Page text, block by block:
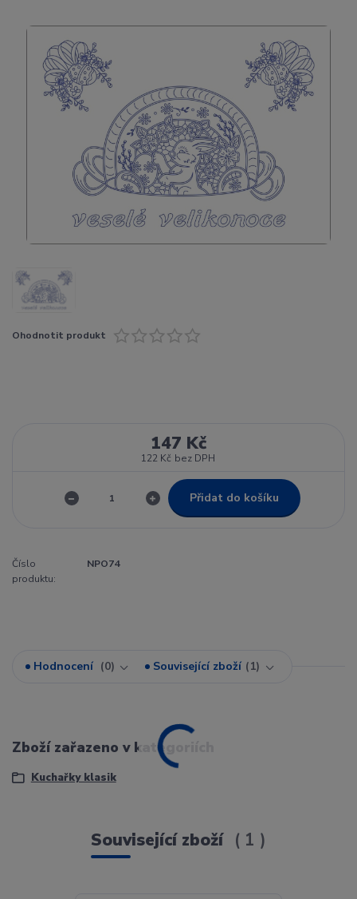
Ohodnotit produkt
147 Kč
122 Kč bez DPH
Přidat do košíku
Číslo
produktu:
NPO74
Hodnocení 0 Související zboží 1
Zboží zařazeno v kategoriích
Kuchařky klasik
Související zboží 1